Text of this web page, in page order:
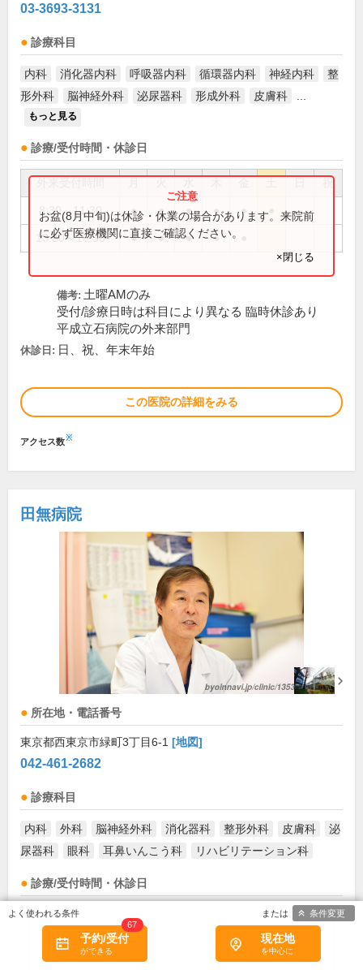
03-3693-3131
診療科目
内科 消化器内科 呼吸器内科 循環器内科 神経内科
整
形外科
脳神経外科 泌尿器科 形成外科 皮膚科
もっと見る
診療/受付時間・休診日
祝
8:30～11:30 ● ● ● ● ●
13:30～16:30 ● ● ● ●
お盆(8月中旬)は休診・休業の場合があります。来院前
に必ず医療機関に直接ご確認ください。
×閉じる
備考: 土曜AMのみ
受付/診療日時は科目により異なる 臨時休診あり
平成立石病院の外来部門
休診日: 日、祝、年末年始
この医院の詳細をみる
アクセス数※
田無病院
所在地・電話番号
東京都西東京市緑町3丁目6-1 [地図]
042-461-2682
診療科目
内科 外科 脳神経外科 消化器科 整形外科 皮膚科
泌
尿器科
眼科 耳鼻いんこう科 リハビリテーション科
診療/受付時間・休診日
診療時間 月 土 日 祝
9:00～12:00 ● ●
お盆(8月中旬)は休診・休業の場合があります。来院前
予約/受付
67
現在地
条件変更